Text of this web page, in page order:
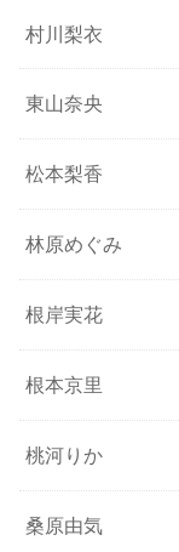
村川梨衣
東山奈央
松本梨香
林原めぐみ
根岸実花
根本京里
桃河りか
桑原由気